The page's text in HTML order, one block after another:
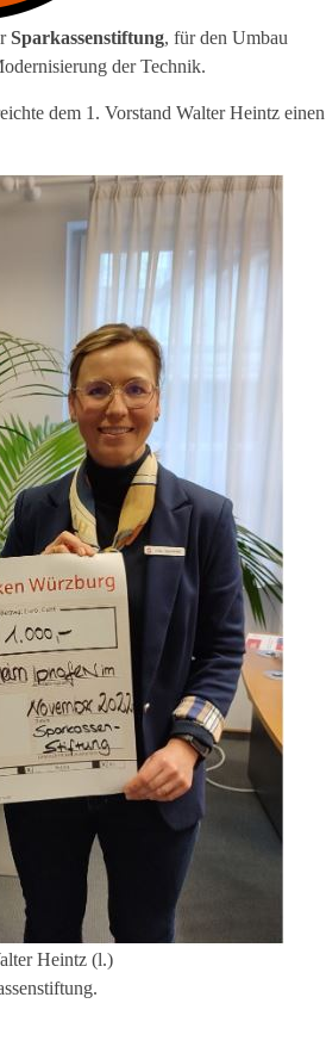
Sparkassenstiftung, für den Umbau
der Technik.
dem 1. Vorstand Walter Heintz einen
Heintz (l.)